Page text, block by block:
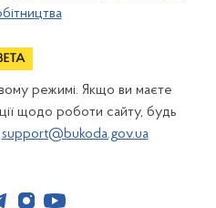
режимі. Якщо ви маєте
щодо роботи сайту, будь
support@bukoda.gov.ua